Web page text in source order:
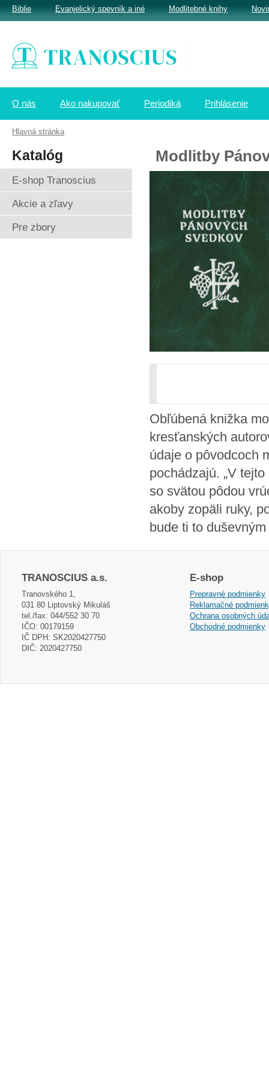
O nás Ako nakupovať Periodiká Prihlásenie
Modlitby
Obľúbená knižka
kresťanských
údaje o pôvodcoch
pochádzajú. „V
so svätou pôdou
akoby zopäli ruky,
bude ti to
Katalóg
E-shop Tranoscius
Akcie a zľavy
Pre zbory
TRANOSCIUS a.s.
Tranovského 1,
031 80 Liptovský Mikuláš
tel./fax: 044/552 30 70
IČO: 00179159
IČ DPH: SK2020427750
DIČ: 2020427750
E-shop
Prepravné podmienky
Reklamačné
Ochrana osobných
Obchodné podmienky
Biblie Evanjelický spevník a iné Modlitebné knihy
Hlavná stránka